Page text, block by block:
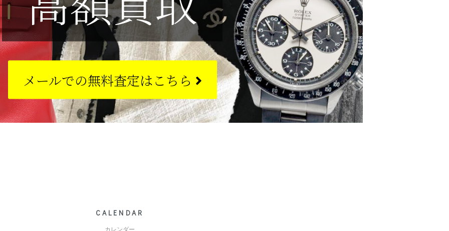
メールでの無料査定はこちら
CALENDAR
カレンダー